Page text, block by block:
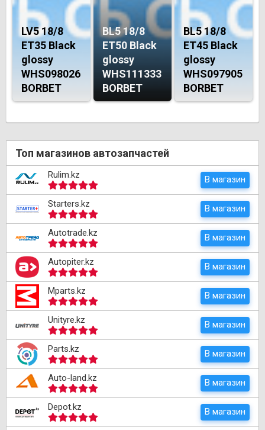
LV5 18/8
ET35 Black
glossy
WHS098026
BORBET
BL5 18/8
ET50 Black
glossy
WHS111333
BORBET
BL5 18/8
ET45 Black
glossy
WHS097905
BORBET
Топ магазинов автозапчастей
Rulim.kz В магазин
Starters.kz В магазин
Autotrade.kz В магазин
Autopiter.kz В магазин
Mparts.kz В магазин
Unityre.kz В магазин
Parts.kz В магазин
Auto-land.kz В магазин
Depot.kz В магазин